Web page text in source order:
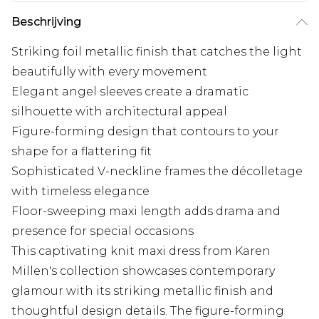
Beschrijving
Striking foil metallic finish that catches the light
beautifully with every movement
Elegant angel sleeves create a dramatic
silhouette with architectural appeal
Figure-forming design that contours to your
shape for a flattering fit
Sophisticated V-neckline frames the décolletage
with timeless elegance
Floor-sweeping maxi length adds drama and
presence for special occasions
This captivating knit maxi dress from Karen
Millen's collection showcases contemporary
glamour with its striking metallic finish and
thoughtful design details. The figure-forming